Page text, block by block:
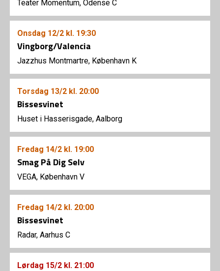
Teater Momentum, Odense C
Onsdag 12/2 kl. 19:30
Vingborg/Valencia
Jazzhus Montmartre, København K
Torsdag 13/2 kl. 20:00
Bissesvinet
Huset i Hasserisgade, Aalborg
Fredag 14/2 kl. 19:00
Smag På Dig Selv
VEGA, København V
Fredag 14/2 kl. 20:00
Bissesvinet
Radar, Aarhus C
Lørdag 15/2 kl. 21:00